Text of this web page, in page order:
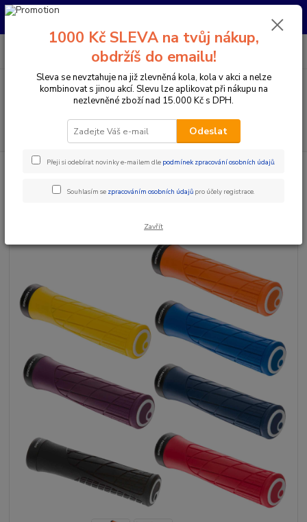
Pro nachystání kola / doplňků na prodejně si prosím zavolejte dopředu.
Menu
CZK
PO-PÁ 10:00-17:00 | SO: 9:00-12:00
Komponenty na kolo Gripy a omotávky
Gripy klasické / MTB
1000 Kč SLEVA na tvůj nákup,
obdržíš do emailu!
Sleva se nevztahuje na již zlevněná kola, kola v akci a nelze
kombinovat s jinou akcí. Slevu lze aplikovat při nákupu na
nezlevněné zboží nad 15.000 Kč s DPH.
Odeslat
Přeji si odebírat novinky e-mailem dle podmínek zpracování osobních údajů.
Souhlasím se zpracováním osobních údajů pro účely registrace.
Zavřít